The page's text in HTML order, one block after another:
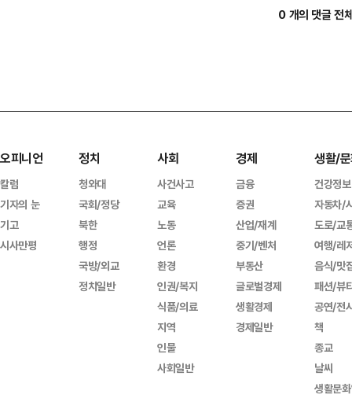
0 개의 댓글 전
오피니언
칼럼
기자의 눈
기고
시사만평
정치
청와대
국회/정당
북한
행정
국방/외교
정치일반
사회
사건사고
교육
노동
언론
환경
인권/복지
식품/의료
지역
인물
사회일반
경제
금융
증권
산업/재계
중기/벤처
부동산
글로벌경제
생활경제
경제일반
생활/
건강정보
자동차/
도로/교
여행/레
음식/맛
패션/뷰
공연/전
책
종교
날씨
생활문